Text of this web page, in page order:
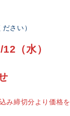
さい）
（水）
み締切分より価格を